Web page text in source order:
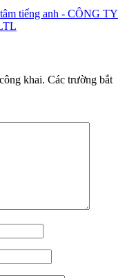
tiếng anh - CÔNG TY
khai. Các trường bắt